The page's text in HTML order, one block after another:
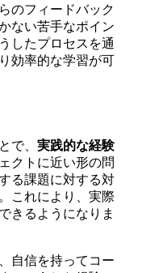
のフィードバック
ない苦手なポイン
したプロセスを通
効率的な学習が可
で、実践的な経験
クトに近い形の問
る課題に対する対
これにより、実際
きるようになりま
自信を持ってコー